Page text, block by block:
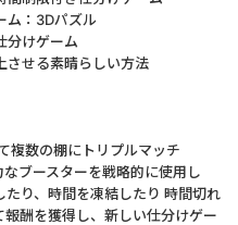
ム：3Dパズル
分けゲーム
させる素晴らしい方法
複数の棚にトリプルマッチ
ブースターを戦略的に使用し
り、時間を凍結したり 時間切れ
酬を獲得し、新しい仕分けゲー